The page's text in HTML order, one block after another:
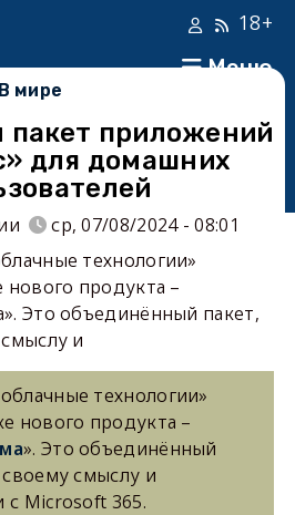
Меню
18+
В мире
пакет приложений
для домашних
ср, 07/08/2024 - 08:01
технологии»
продукта –
Это объединённый пакет,
и
технологии»
нового продукта –
». Это объединённый
смыслу и
с Microsoft 365.